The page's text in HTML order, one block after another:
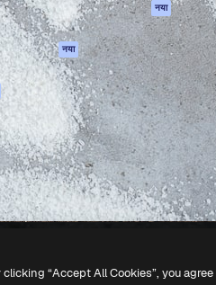
ChatGPT नया
उपकरण
ओरिजिनल्स नया
कुकीज़ नीति
ट्रस्ट सेंटर
एफिलिएट्स
बिज़नेस
.
clicking “Accept All Cookies”, you